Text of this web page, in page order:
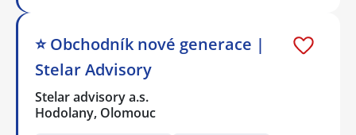
⭐️ Obchodník nové generace |
Stelar Advisory
Stelar advisory a.s.
Hodolany, Olomouc